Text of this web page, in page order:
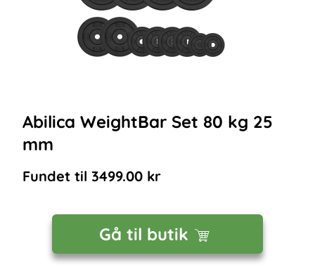
Abilica WeightBar Set 80 kg 25
mm
Fundet til 3499.00 kr
Gå til butik